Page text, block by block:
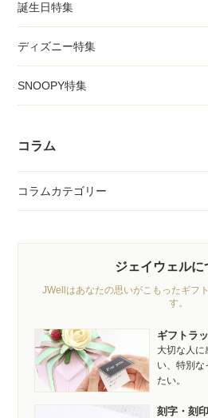
誕生日特集
ディズニー特集
SNOOPY特集
コラム
コラムカテゴリー
ジェイウェルに
JWellはあなたの思いがこもったギフ
す。
ギフトラ
大切な人に
い、特別な
たい。
刻字・刻